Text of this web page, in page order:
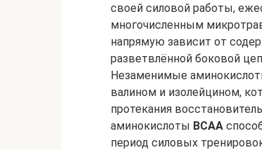
своей силовой работы,
многочисленным
напрямую зависит от
разветвлённой боковой
Незаменимые
валином и изолейцином,
протекания
аминокислоты BCAA
период силовых